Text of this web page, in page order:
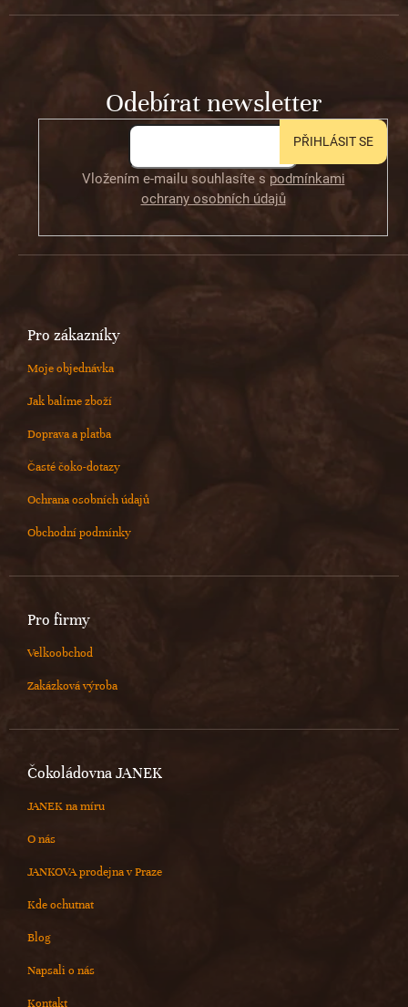
Odebírat newsletter
Vložením e-mailu souhlasíte s podmínkami
ochrany osobních údajů
PŘIHLÁSIT SE
Pro zákazníky
Moje objednávka
Jak balíme zboží
Doprava a platba
Časté čoko-dotazy
Ochrana osobních údajů
Obchodní podmínky
Pro firmy
Velkoobchod
Zakázková výroba
Čokoládovna JANEK
JANEK na míru
O nás
JANKOVA prodejna v Praze
Kde ochutnat
Blog
Napsali o nás
Kontakt